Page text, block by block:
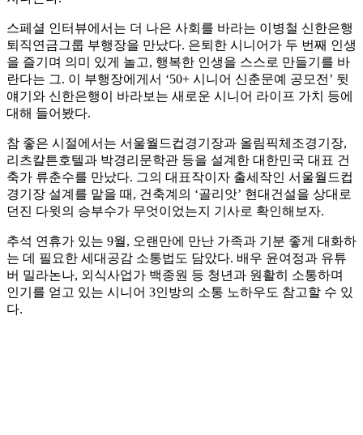
스페셜 인터뷰에서는 더 나은 사회를 바라는 이병철 신한은행
퇴직연금그룹 부행장을 만났다. 은퇴한 시니어가 두 번째 인생
을 즐기며 의미 있게 놀고, 행복한 인생을 스스로 만들기를 바
란다는 그. 이 부행장에게서 ‘50+ 시니어 신춘문예 공모전’ 뒷
얘기와 신한은행이 바라보는 새로운 시니어 라이프 가치 등에
대해 들어봤다.
참 좋은 시절에서는 서울월드컵경기장과 올림픽체조경기장,
리츠칼튼호텔과 박경리문학관 등을 설계한 대한민국 대표 건
축가 류춘수를 만났다. 그의 대표작이자 출세작인 서울월드컵
경기장 설계를 맡을 때, 건축계의 ‘골리앗’ 현대건설을 상대로
던진 다윗의 승부수가 무엇이었는지 기사로 확인해보자.
추석 연휴가 있는 9월, 오랜만에 만난 가족과 기분 좋게 대화하
는 데 필요한 세대공감 소통법도 담았다. 배우 윤여정과 유튜
버 밀라논나, 외식사업가 백종원 등 청년과 원활히 소통하며
인기를 얻고 있는 시니어 3인방의 소통 노하우도 참고할 수 있
다.